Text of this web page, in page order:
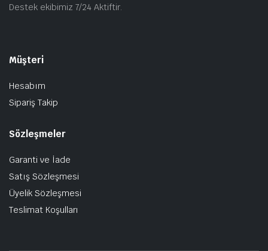
Destek ekibimiz 7/24 Aktiftir.
Müşteri
Hesabım
Sipariş Takip
Sözleşmeler
Garanti ve İade
Satış Sözleşmesi
Üyelik Sözleşmesi
Teslimat Koşulları